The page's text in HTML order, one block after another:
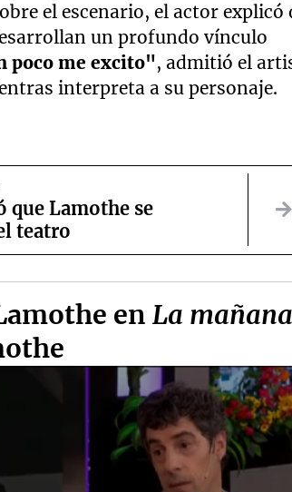
el escenario, el actor explicó
un profundo vínculo
poco me excito", admitió el
interpreta a su personaje.
que Lamothe se
teatro
enLa mañana